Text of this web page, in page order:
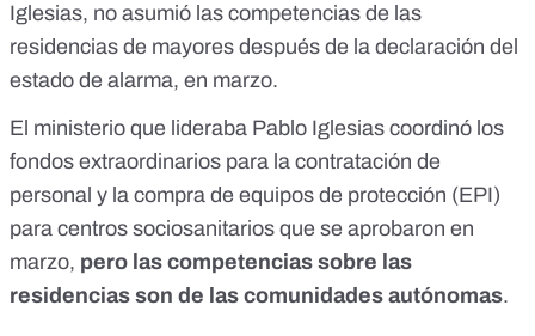
Iglesias, no asumió las competencias de las
residencias de mayores después de la declaración del
estado de alarma, en marzo.
El ministerio que lideraba Pablo Iglesias coordinó los
fondos extraordinarios para la contratación de
personal y la compra de equipos de protección (EPI)
para centros sociosanitarios que se aprobaron en
marzo, pero las competencias sobre las
residencias son de las comunidades autónomas.